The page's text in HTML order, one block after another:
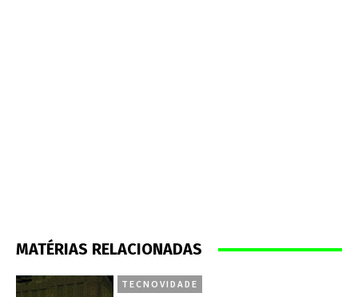
MATÉRIAS RELACIONADAS
TECNOVIDADE